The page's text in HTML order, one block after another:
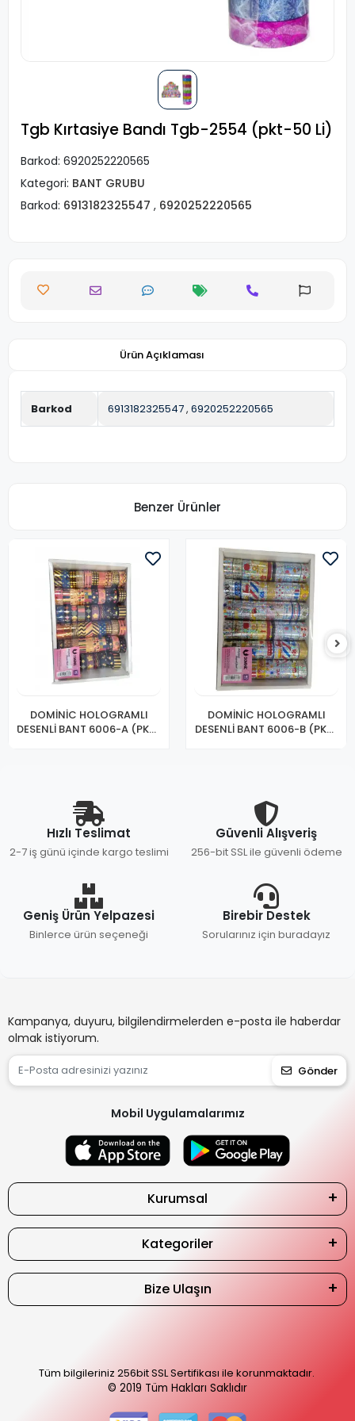
Tgb Kırtasiye Bandı Tgb-2554 (pkt-50 Li)
Barkod: 6920252220565
Kategori: BANT GRUBU
Barkod: 6913182325547 , 6920252220565
Ürün Açıklaması
Barkod 6913182325547, 6920252220565
Benzer Ürünler
DOMİNİC HOLOGRAMLI
DESENLİ BANT 6006-A (PKT-
DOMİNİC HOLOGRAMLI
DESENLİ BANT 6006-B (PKT-
Hızlı Teslimat
2-7 iş günü içinde kargo teslimi
Güvenli Alışveriş
256-bit SSL ile güvenli ödeme
Geniş Ürün Yelpazesi
Binlerce ürün seçeneği
Birebir Destek
Sorularınız için buradayız
Kampanya, duyuru, bilgilendirmelerden e-posta ile haberdar
olmak istiyorum.
Gönder
Mobil Uygulamalarımız
Kurumsal
Kategoriler
Bize Ulaşın
Tüm bilgileriniz 256bit SSL Sertifikası ile korunmaktadır.
© 2019 Tüm Hakları Saklıdır